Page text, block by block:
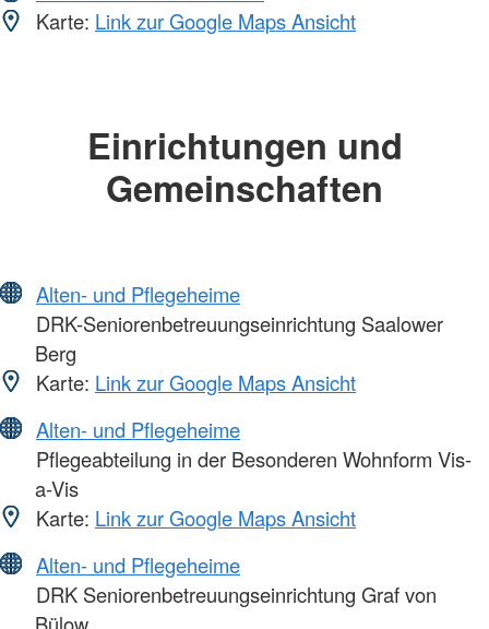
Karte: Link zur Google Maps Ansicht
Einrichtungen und
Gemeinschaften
Alten- und Pflegeheime
DRK-Seniorenbetreuungseinrichtung Saalower
Berg
Karte: Link zur Google Maps Ansicht
Alten- und Pflegeheime
Pflegeabteilung in der Besonderen Wohnform Vis-
a-Vis
Karte: Link zur Google Maps Ansicht
Alten- und Pflegeheime
DRK Seniorenbetreuungseinrichtung Graf von